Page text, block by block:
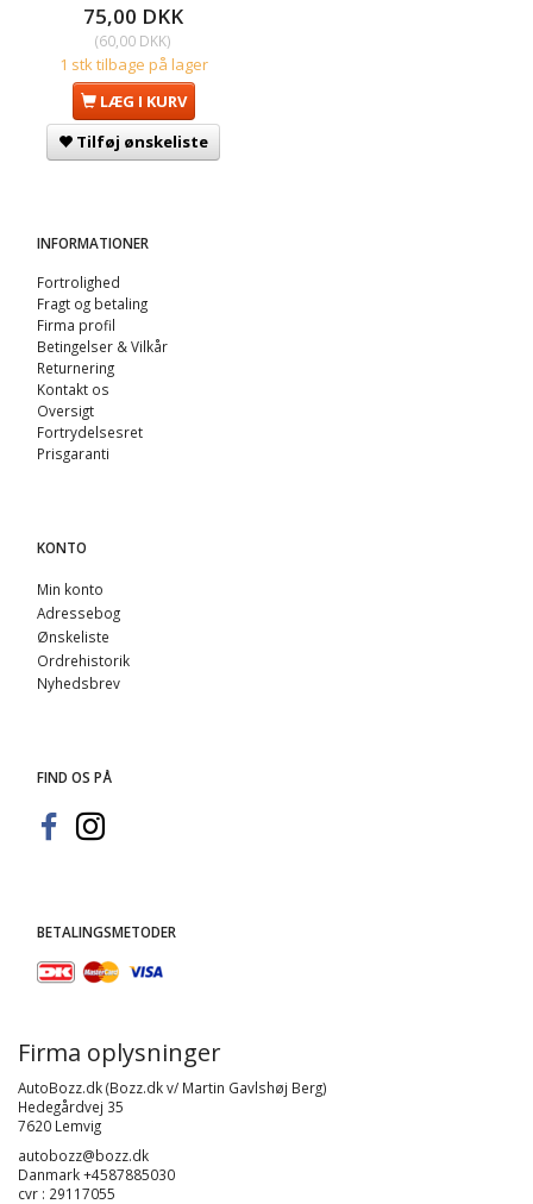
75,00 DKK
(60,00 DKK)
1 stk tilbage på lager
LÆG I KURV
Tilføj ønskeliste
INFORMATIONER
Fortrolighed
Fragt og betaling
Firma profil
Betingelser & Vilkår
Returnering
Kontakt os
Oversigt
Fortrydelsesret
Prisgaranti
KONTO
Min konto
Adressebog
Ønskeliste
Ordrehistorik
Nyhedsbrev
FIND OS PÅ
BETALINGSMETODER
Firma oplysninger
AutoBozz.dk (Bozz.dk v/ Martin Gavlshøj Berg)
Hedegårdvej 35
7620 Lemvig
autobozz@bozz.dk
Danmark +4587885030
cvr : 29117055